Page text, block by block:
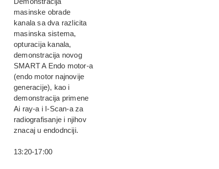
masinske obrade
kanala sa dva razlicita
masinska sistema,
opturacija kanala,
demonstracija novog
SMART A Endo motor-a
(endo motor najnovije
generacije), kao i
demonstracija primene
Ai ray-a i I-Scan-a za
radiografisanje i njihov
znacaj u endodnciji.
13:20-17:00